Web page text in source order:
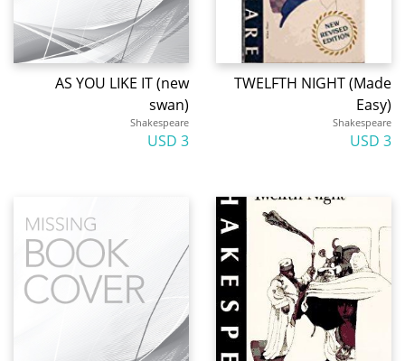
TWELFTH NIGHT (Made
Easy)
Shakespeare
3 USD
AS YOU LIKE IT (new
swan)
Shakespeare
3 USD